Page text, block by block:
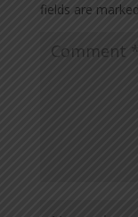
fields are marked